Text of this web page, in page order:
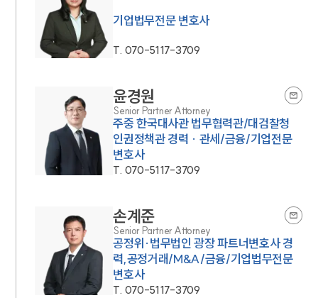
기업법무전문 변호사
T. 070-5117-3709
윤경원
Senior Partner Attorney
주중 한국대사관 법무협력관/대검찰청
인권정책관 경력 · 관세/금융/기업전문
변호사
T. 070-5117-3709
손계준
Senior Partner Attorney
공정위·법무법인 광장 파트너변호사 경
력,공정거래/M&A/금융/기업법무전문
변호사
T. 070-5117-3709